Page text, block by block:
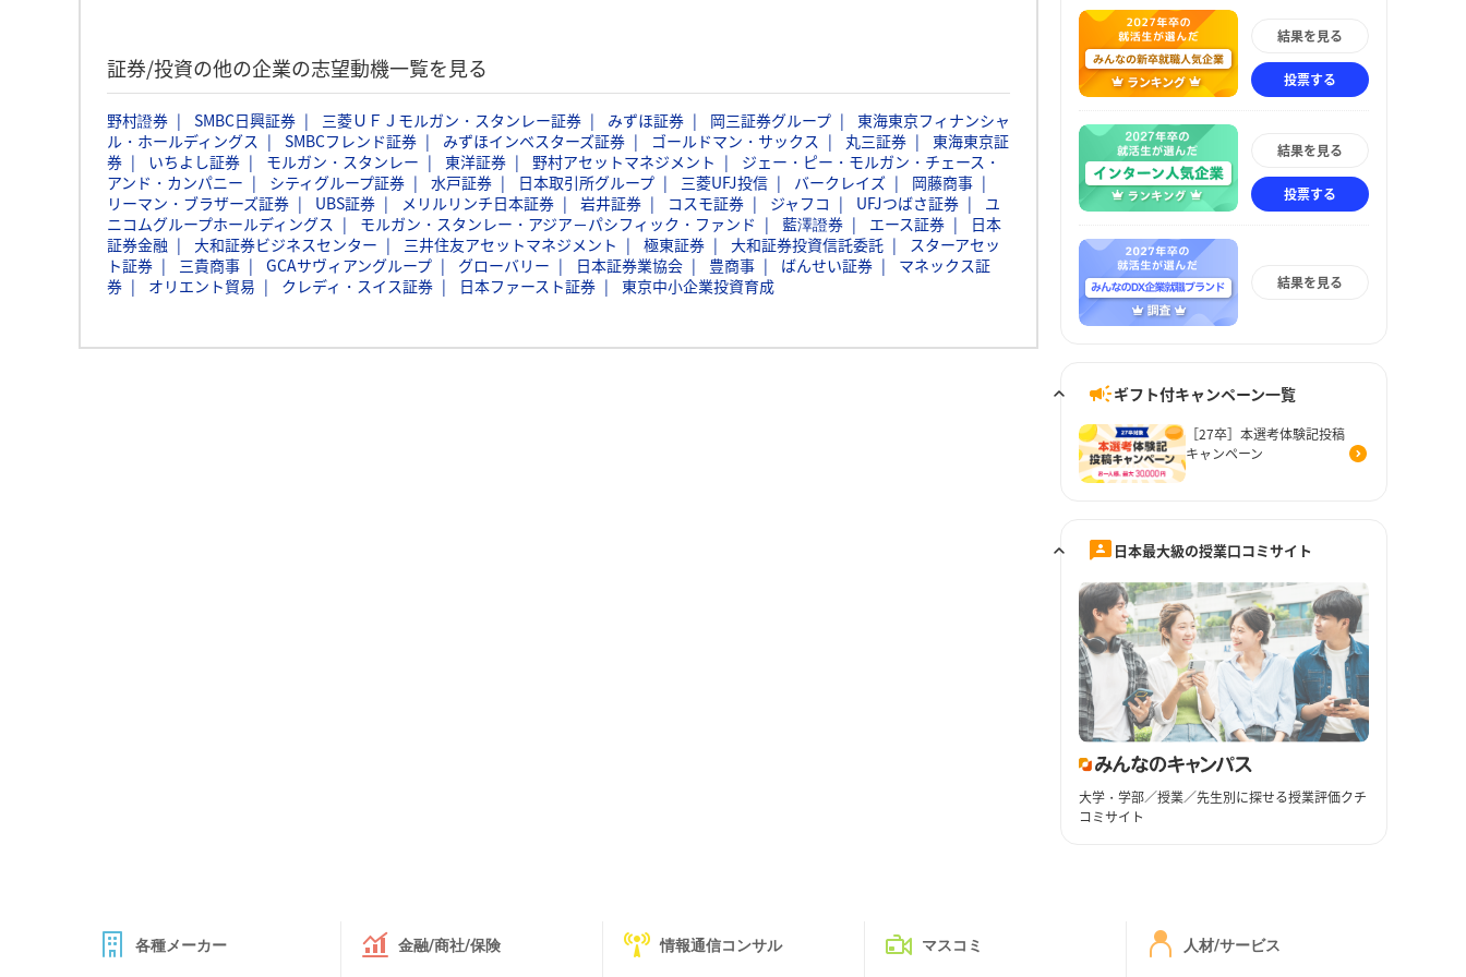
証券/投資の他の企業の志望動機一覧を見る
野村證券 SMBC日興証券 三菱ＵＦＪモルガン・スタンレー証券 みずほ証券 岡三証券グループ
東海東京フィナンシャ
ル・ホールディングス
SMBCフレンド証券 みずほインベスターズ証券 ゴールドマン・サックス 丸三証券
東海東京証
券
いちよし証券 モルガン・スタンレー 東洋証券 野村アセットマネジメント
ジェー・ピー・モルガン・チェース・
アンド・カンパニー
シティグループ証券 水戸証券 日本取引所グループ 三菱UFJ投信 バークレイズ
岡藤商事
リーマン・ブラザーズ証券
UBS証券 メリルリンチ日本証券 岩井証券 コスモ証券 ジャフコ UFJつばさ証券
ユ
ニコムグループホールディングス
モルガン・スタンレー・アジア－パシフィック・ファンド 藍澤證券 エース証券
日本
証券金融
大和証券ビジネスセンター 三井住友アセットマネジメント 極東証券 大和証券投資信託委託
スターアセッ
ト証券
三貴商事 GCAサヴィアングループ グローバリー 日本証券業協会 豊商事 ばんせい証券
マネックス証
券
オリエント貿易 クレディ・スイス証券 日本ファースト証券 東京中小企業投資育成
結果を見る
投票する
結果を見る
投票する
結果を見る
ギフト付キャンペーン一覧
［27卒］本選考体験記投稿
キャンペーン
日本最大級の授業口コミサイト
大学・学部／授業／先生別に探せる授業評価クチ
コミサイト
各種メーカー 金融/商社/保険 情報通信コンサル マスコミ 人材/サービス